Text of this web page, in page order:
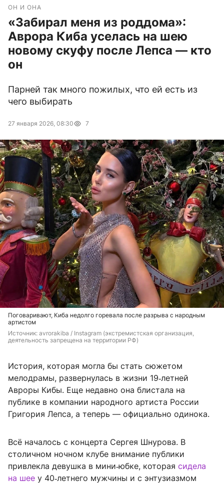
ОН И ОНА
«Забирал меня из роддома»:
Аврора Киба уселась на шею
новому скуфу после Лепса — кто
он
Парней так много пожилых, что ей есть из
чего выбирать
27 января 2026, 08:30 7
Поговаривают, Киба недолго горевала после разрыва с народным
артистом
Источник: avrorakiba / Instagram (экстремистская организация,
деятельность запрещена на территории РФ)
История, которая могла бы стать сюжетом
мелодрамы, развернулась в жизни 19‑летней
Авроры Кибы. Еще недавно она блистала на
публике в компании народного артиста России
Григория Лепса, а теперь — официально одинока.
Всё началось с концерта Сергея Шнурова. В
столичном ночном клубе внимание публики
привлекла девушка в мини‑юбке, которая сидела
на шее у 40‑летнего мужчины и с энтузиазмом